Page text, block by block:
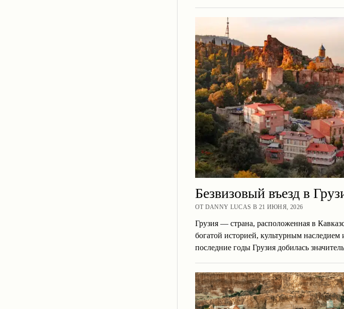
Безвизовый въезд в
ОТ DANNY LUCAS В 21 ИЮНЯ, 2026
Грузия — страна, расположенная в
богатой историей, культурным
последние годы Грузия добилась